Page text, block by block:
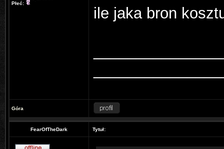
Płeć:
ile jaka bron
Góra
FearOfTheDark Tytuł: